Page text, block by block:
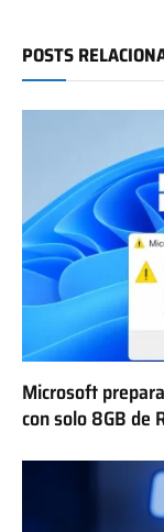
POSTS
Microsoft
con solo 8GB de